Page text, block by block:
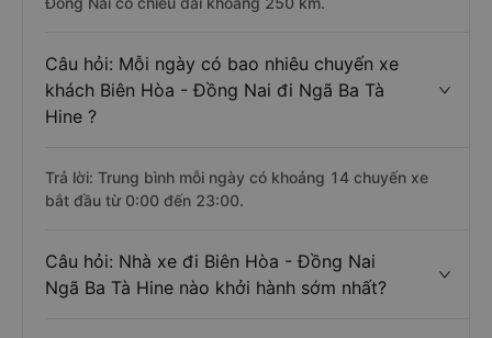
Câu hỏi: Mỗi ngày có bao nhiêu chuyến xe
khách Biên Hòa - Đồng Nai đi Ngã Ba Tà
Hine ?
Trả lời: Trung bình mỗi ngày có khoảng 14 chuyến xe
bắt đầu từ 0:00 đến 23:00.
Câu hỏi: Nhà xe đi Biên Hòa - Đồng Nai
Ngã Ba Tà Hine nào khởi hành sớm nhất?